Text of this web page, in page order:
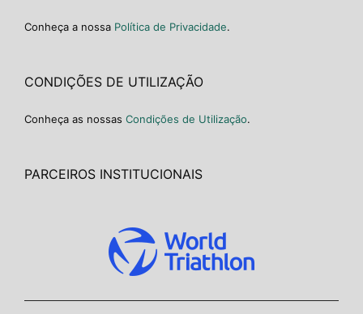
Conheça a nossa Política de Privacidade.
CONDIÇÕES DE UTILIZAÇÃO
Conheça as nossas Condições de Utilização.
PARCEIROS INSTITUCIONAIS